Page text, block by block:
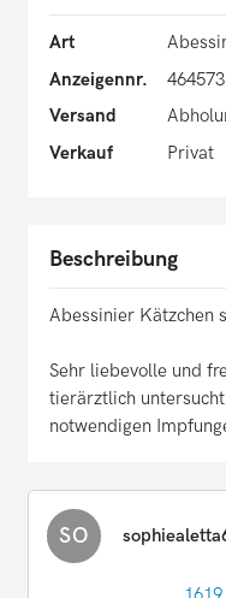
Art
Anzeigennr.
464573
Versand
Verkauf
Privat
Beschreibung
Abessinier Kätzchen
Sehr liebevolle und
tierärztlich
notwendigen
SO